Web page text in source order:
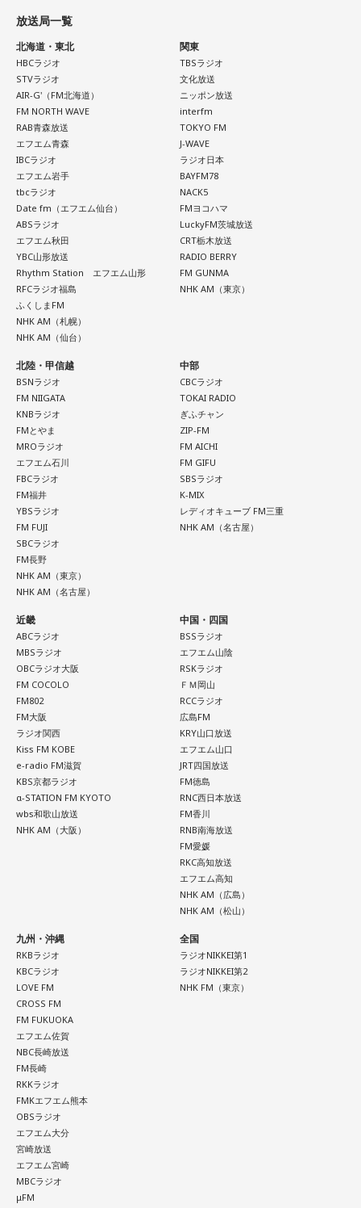
放送局一覧
北海道・東北
HBCラジオ
STVラジオ
AIR-G'（FM北海道）
FM NORTH WAVE
RAB青森放送
エフエム青森
IBCラジオ
エフエム岩手
tbcラジオ
Date fm（エフエム仙台）
ABSラジオ
エフエム秋田
YBC山形放送
Rhythm Station エフエム山形
RFCラジオ福島
ふくしまFM
NHK AM（札幌）
NHK AM（仙台）
関東
TBSラジオ
文化放送
ニッポン放送
interfm
TOKYO FM
J-WAVE
ラジオ日本
BAYFM78
NACK5
FMヨコハマ
LuckyFM茨城放送
CRT栃木放送
RADIO BERRY
FM GUNMA
NHK AM（東京）
北陸・甲信越
BSNラジオ
FM NIIGATA
KNBラジオ
FMとやま
MROラジオ
エフエム石川
FBCラジオ
FM福井
YBSラジオ
FM FUJI
SBCラジオ
FM長野
NHK AM（東京）
NHK AM（名古屋）
中部
CBCラジオ
TOKAI RADIO
ぎふチャン
ZIP-FM
FM AICHI
FM GIFU
SBSラジオ
K-MIX
レディオキューブ FM三重
NHK AM（名古屋）
近畿
ABCラジオ
MBSラジオ
OBCラジオ大阪
FM COCOLO
FM802
FM大阪
ラジオ関西
Kiss FM KOBE
e-radio FM滋賀
KBS京都ラジオ
α-STATION FM KYOTO
wbs和歌山放送
NHK AM（大阪）
中国・四国
BSSラジオ
エフエム山陰
RSKラジオ
ＦＭ岡山
RCCラジオ
広島FM
KRY山口放送
エフエム山口
JRT四国放送
FM徳島
RNC西日本放送
FM香川
RNB南海放送
FM愛媛
RKC高知放送
エフエム高知
NHK AM（広島）
NHK AM（松山）
九州・沖縄
RKBラジオ
KBCラジオ
LOVE FM
CROSS FM
FM FUKUOKA
エフエム佐賀
NBC長崎放送
FM長崎
RKKラジオ
FMKエフエム熊本
OBSラジオ
エフエム大分
宮崎放送
エフエム宮崎
MBCラジオ
μFM
全国
ラジオNIKKEI第1
ラジオNIKKEI第2
NHK FM（東京）